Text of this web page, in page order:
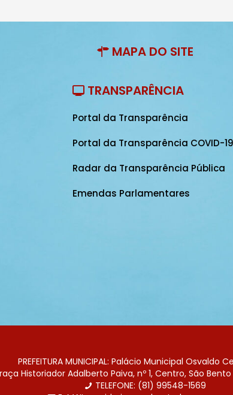
MAPA DO SITE
TRANSPARÊNCIA
Portal da Transparência
Portal da Transparência COVID-19
Radar da Transparência Pública
Emendas Parlamentares
PREFEITURA MUNICIPAL: Palácio Municipal Osvaldo
Historiador Adalberto Paiva, nº 1, Centro, São
TELEFONE: (81) 99548-1569